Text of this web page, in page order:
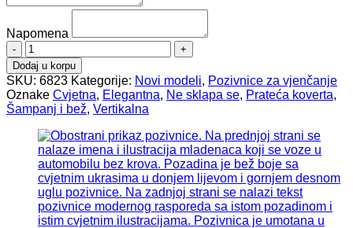
Napomena
Pozivnice
za
vjenčanje
6823
količina
Dodaj u korpu
SKU: 6823 Kategorije: Novi modeli, Pozivnice za vjenčanje
Oznake Cvjetna, Elegantna, Ne sklapa se, Prateća koverta,
Šampanj i bež, Vertikalna